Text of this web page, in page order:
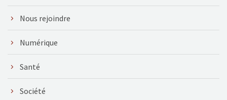
Nous rejoindre
Numérique
Santé
Société